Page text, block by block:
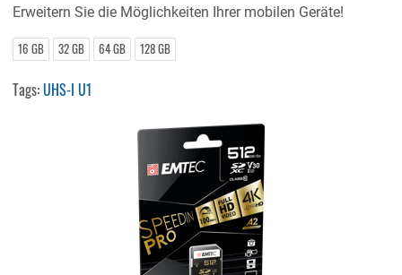
Erweitern Sie die Möglichkeiten Ihrer mobilen Geräte!
16 GB 32 GB 64 GB 128 GB
Tags:UHS-I U1